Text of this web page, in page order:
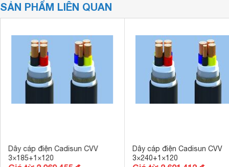
SẢN PHẨM LIÊN QUAN
Dây cáp điện Cadisun CVV
3×185+1×120
Dây cáp điện Cadisun CVV
3×240+1×120